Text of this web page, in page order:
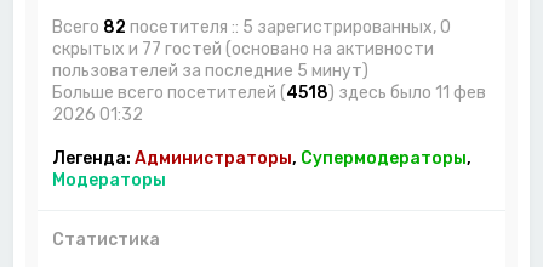
Всего 82 посетителя :: 5 зарегистрированных, 0
скрытых и 77 гостей (основано на активности
пользователей за последние 5 минут)
Больше всего посетителей (4518) здесь было 11 фев
2026 01:32
Легенда:Администраторы, Супермодераторы,
Модераторы
Статистика